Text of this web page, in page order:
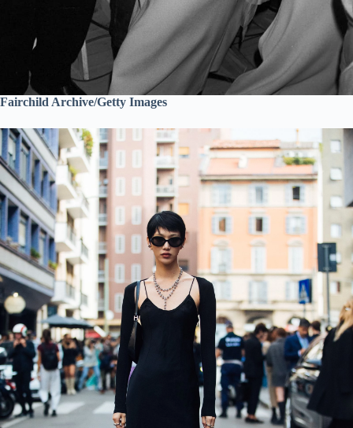
Fairchild Archive/Getty Images